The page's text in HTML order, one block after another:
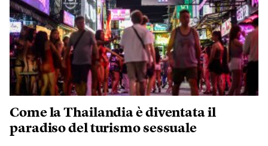
Come la Thailandia è diventata il
paradiso del turismo sessuale